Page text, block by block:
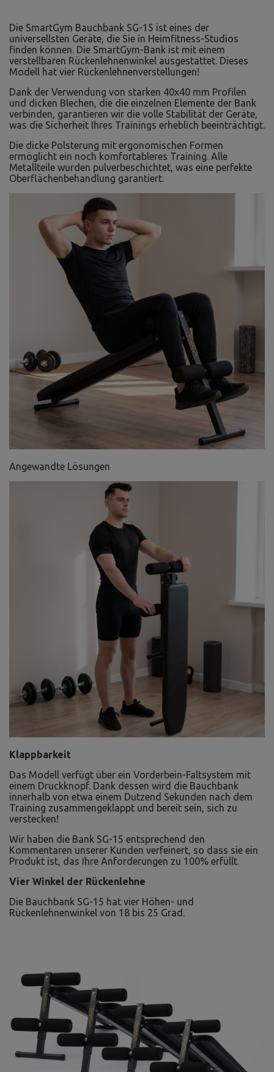
Die SmartGym Bauchbank SG-15 ist eines der
universellsten Geräte, die Sie in Heimfitness-Studios
finden können. Die SmartGym-Bank ist mit einem
verstellbaren Rückenlehnenwinkel ausgestattet. Dieses
Modell hat vier Rückenlehnenverstellungen!
Dank der Verwendung von starken 40x40 mm Profilen
und dicken Blechen, die die einzelnen Elemente der Bank
verbinden, garantieren wir die volle Stabilität der Geräte,
was die Sicherheit Ihres Trainings erheblich beeinträchtigt.
Die dicke Polsterung mit ergonomischen Formen
ermöglicht ein noch komfortableres Training. Alle
Metallteile wurden pulverbeschichtet, was eine perfekte
Oberflächenbehandlung garantiert.
Angewandte Lösungen
Klappbarkeit
Das Modell verfügt über ein Vorderbein-Faltsystem mit
einem Druckknopf. Dank dessen wird die Bauchbank
innerhalb von etwa einem Dutzend Sekunden nach dem
Training zusammengeklappt und bereit sein, sich zu
verstecken!
Wir haben die Bank SG-15 entsprechend den
Kommentaren unserer Kunden verfeinert, so dass sie ein
Produkt ist, das Ihre Anforderungen zu 100% erfüllt.
Vier Winkel der Rückenlehne
Die Bauchbank SG-15 hat vier Höhen- und
Rückenlehnenwinkel von 18 bis 25 Grad.